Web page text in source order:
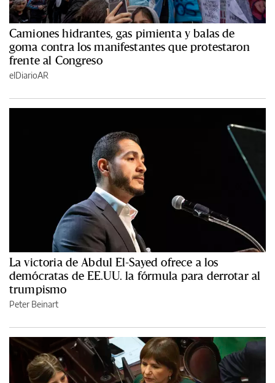
Camiones hidrantes, gas pimienta y balas de
goma contra los manifestantes que protestaron
frente al Congreso
elDiarioAR
La victoria de Abdul El-Sayed ofrece a los
demócratas de EE.UU. la fórmula para derrotar al
trumpismo
Peter Beinart